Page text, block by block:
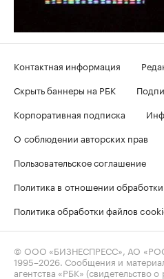
Контактная информация
Скрыть баннеры на РБК
Корпоративная подписка
О соблюдении авторских прав
Пользовательское соглашение
Политика в отношении
Политика обработки файлов
© ООО «БИЗНЕСПРЕСС», АО
1995–2026 . Сообщения и
агентства «РБК» (свидетельство